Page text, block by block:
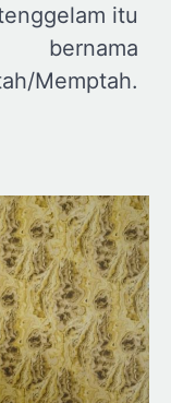
itu
bernama
Memptah.